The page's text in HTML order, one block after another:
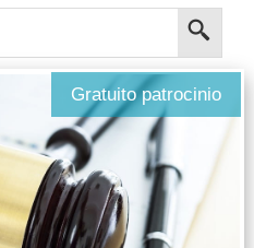
Gratuito patrocinio